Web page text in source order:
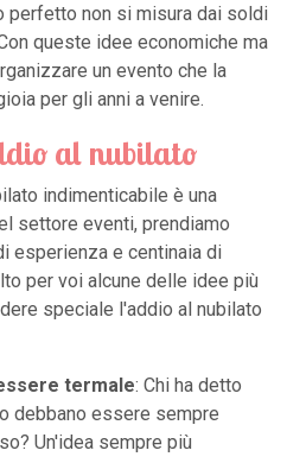
perfetto non si misura dai soldi
queste idee economiche ma
un evento che la
per gli anni a venire.
al nubilato
indimenticabile è una
settore eventi, prendiamo
esperienza e centinaia di
per voi alcune delle idee più
speciale l'addio al nubilato
termale: Chi ha detto
debbano essere sempre
Un'idea sempre più